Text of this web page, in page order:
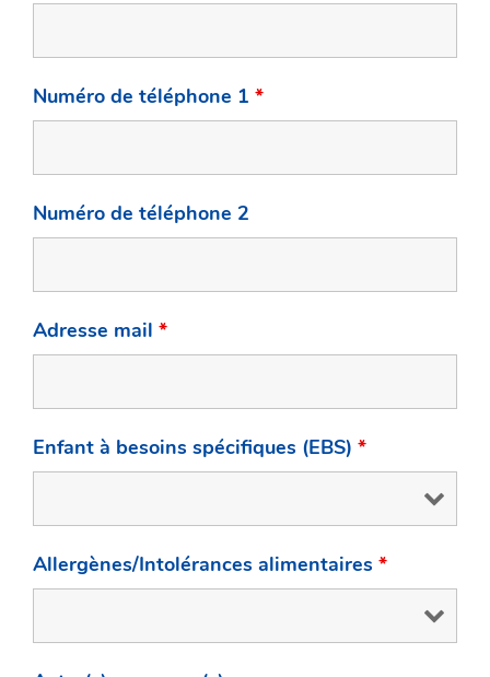
Numéro de téléphone 1 *
Numéro de téléphone 2
Adresse mail *
Enfant à besoins spécifiques (EBS) *
Allergènes/Intolérances alimentaires *